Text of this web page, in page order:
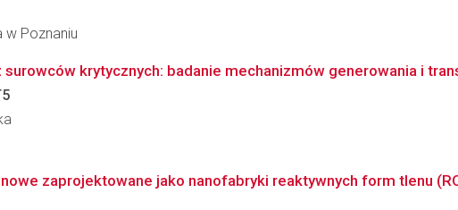
w Poznaniu
krytycznych: badanie mechanizmów generowania i
zaprojektowane jako nanofabryki reaktywnych form tlenu